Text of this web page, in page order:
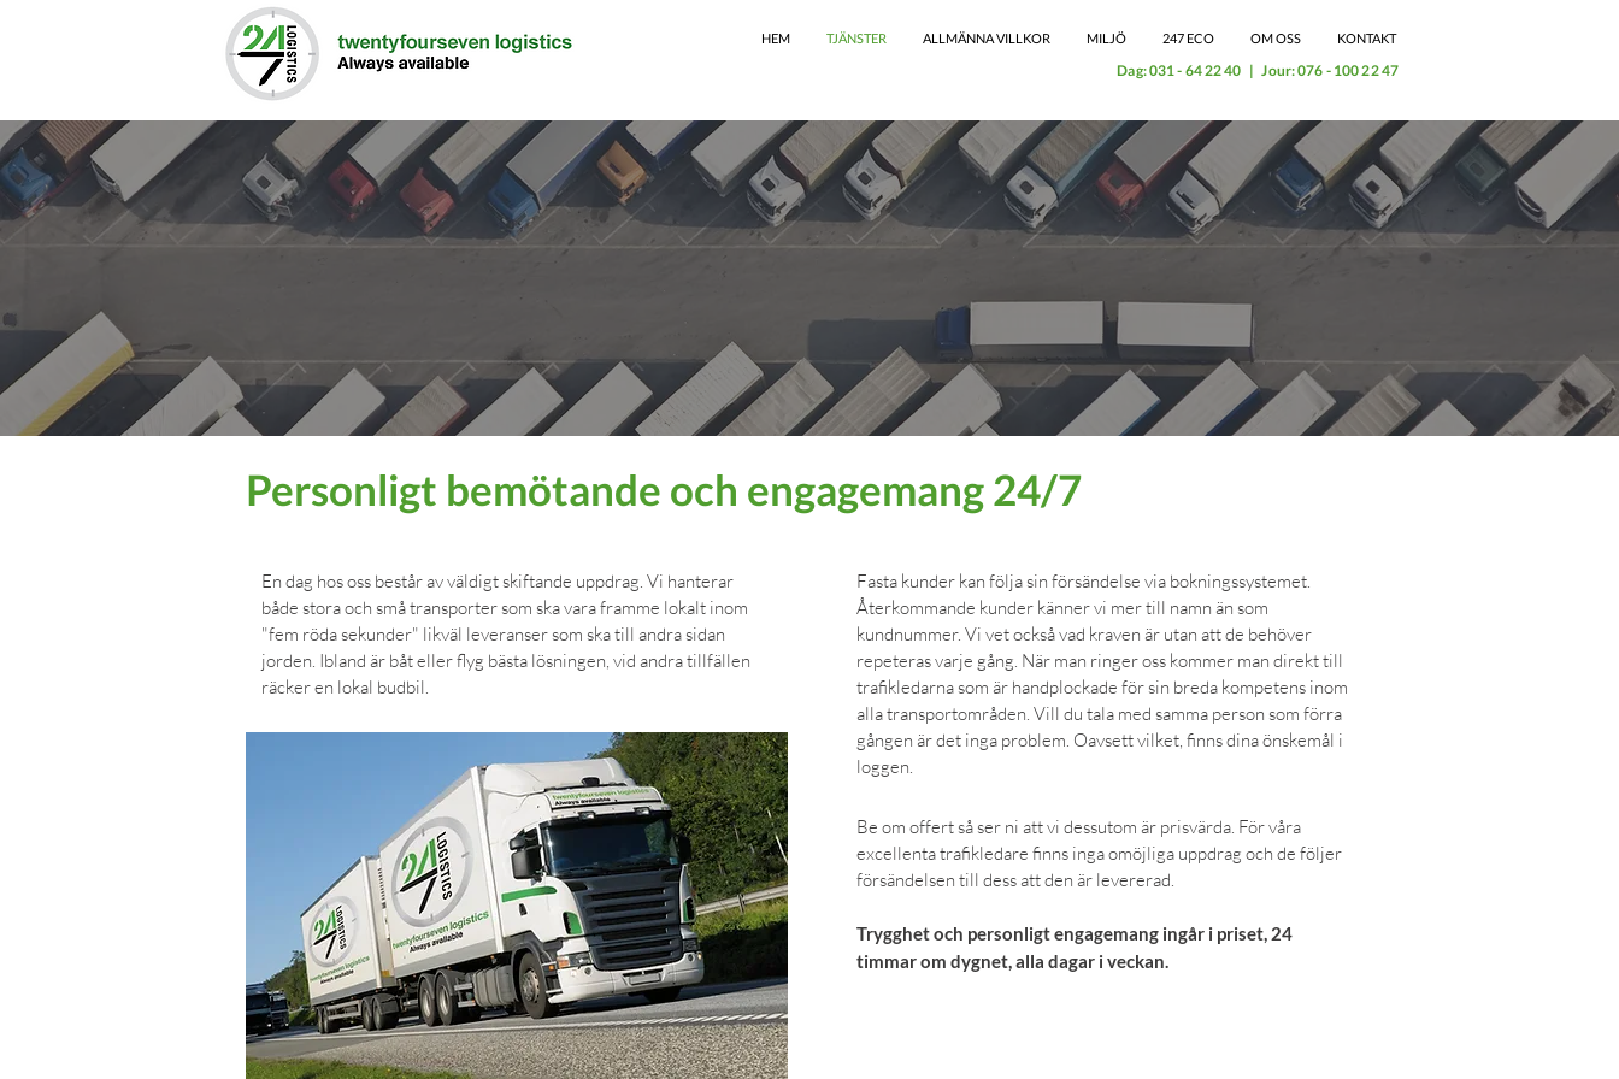
HEM TJÄNSTER ALLMÄNNA VILLKOR MILJÖ 247 ECO OM OSS KONTAKT
Dag:031 - 64 22 40 | Jour:076 - 100 22 47
Transport Inrikes
Personligt bemötande och engagemang 24/7
En dag hos oss består av väldigt skiftande uppdrag. Vi hanterar
både stora och små transporter som ska vara framme lokalt inom
"fem röda sekunder" likväl leveranser som ska till andra sidan
jorden. Ibland är båt eller flyg bästa lösningen, vid andra tillfällen
räcker en lokal budbil.
Fasta kunder kan följa sin försändelse via bokningssystemet.
Återkommande kunder känner vi mer till namn än som
kundnummer. Vi vet också vad kraven är utan att de behöver
repeteras varje gång. När man ringer oss kommer man direkt till
trafikledarna som är handplockade för sin breda kompetens inom
alla transportområden. Vill du tala med samma person som förra
gången är det inga problem. Oavsett vilket, finns dina önskemål i
loggen.
Be om offert så ser ni att vi dessutom är prisvärda. För våra
excellenta trafikledare finns inga omöjliga uppdrag och de följer
försändelsen till dess att den är levererad.
Trygghet och personligt engagemang ingår i priset, 24
timmar om dygnet, alla dagar i veckan.